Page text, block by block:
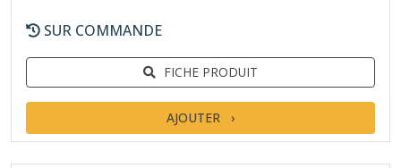
SUR COMMANDE
FICHE PRODUIT
AJOUTER